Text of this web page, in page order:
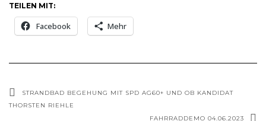
TEILEN MIT:
Facebook Mehr
STRANDBAD BEGEHUNG MIT SPD AG60+ UND OB KANDIDAT
THORSTEN RIEHLE
FAHRRADDEMO 04.06.2023